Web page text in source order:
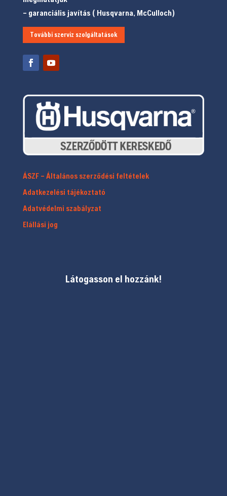
– garanciális javítás ( Husqvarna, McCulloch)
További szerviz szolgáltatások
ÁSZF – Általános szerződési feltételek
Adatkezelési tájékoztató
Adatvédelmi szabályzat
Elállási jog
Látogasson el hozzánk!